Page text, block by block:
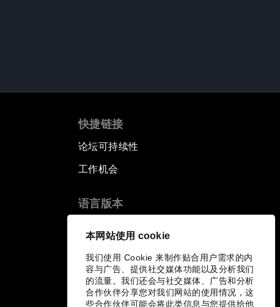
本网站使用 cookie
我们使用 Cookie 来制作贴合用户需求的内
容与广告、提供社交媒体功能以及分析我们
的流量。我们还会与社交媒体、广告和分析
合作伙伴分享您对我们网站的使用情况，这
些合作伙伴可能会将此类信息与您提供给他
快捷链接
论坛可持续性
工作机会
语言版本